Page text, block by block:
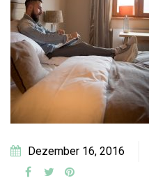
Dezember 16, 2016